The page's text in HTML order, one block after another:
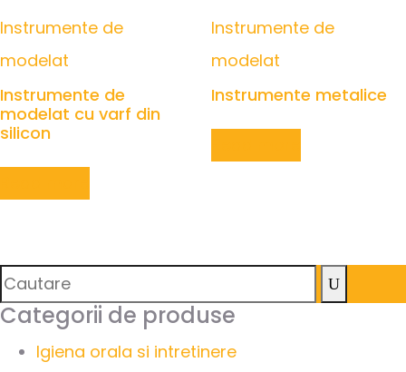
Instrumente de
modelat
Instrumente de
modelat cu varf din
silicon
Instrumente de
modelat
Instrumente metalice
Categorii de produse
Igiena orala si intretinere